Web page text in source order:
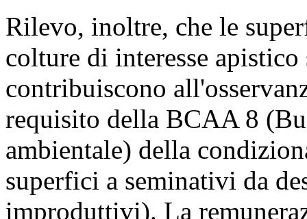
Rilevo, inoltre, che le
colture di interesse
contribuiscono
requisito della BCAA 8
ambientale) della
superfici a seminativi da
improduttivi). La